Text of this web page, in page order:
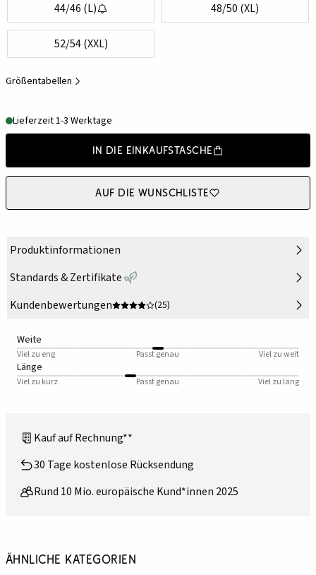
44/46 (L) 48/50 (XL)
52/54 (XXL)
Größentabellen
Lieferzeit 1-3 Werktage
In die Einkaufstasche
Auf die Wunschliste
Produktinformationen
Standards & Zertifikate
Kundenbewertungen
(25)
Weite
Viel zu eng Passt genau Viel zu weit
Länge
Viel zu kurz Passt genau Viel zu lang
Kauf auf Rechnung**
30 Tage kostenlose Rücksendung
Rund 10 Mio. europäische Kund*innen 2025
Ähnliche Kategorien